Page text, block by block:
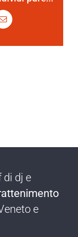
Email
di dj e
e